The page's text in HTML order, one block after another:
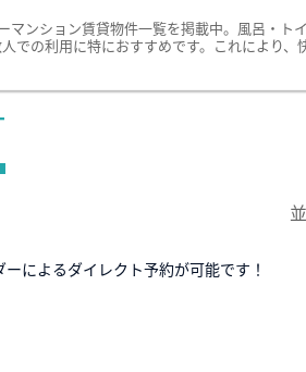
ンション賃貸物件一覧を掲載中。風呂・
での利用に特におすすめです。これにより
によるダイレクト予約が可能です！